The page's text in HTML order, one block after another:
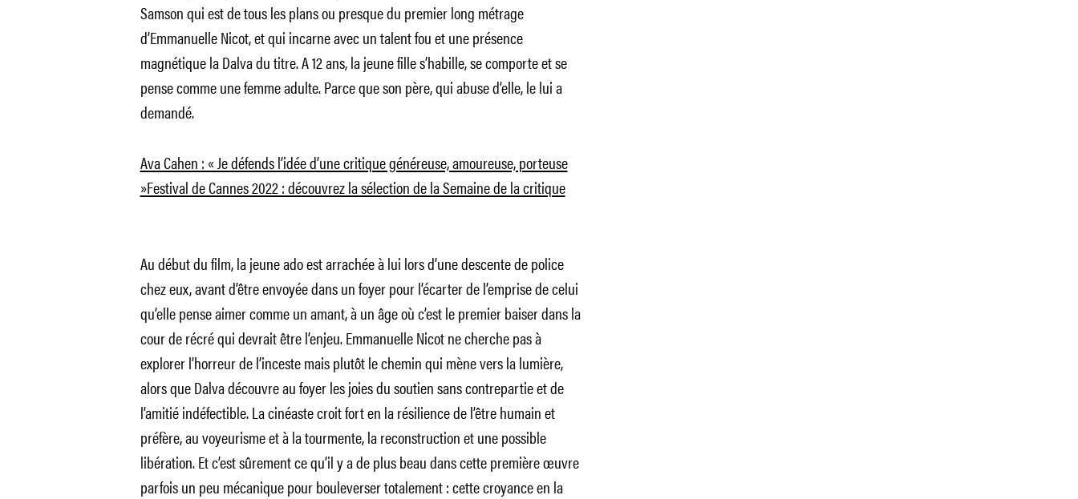
Samson qui est de tous les plans ou presque du premier long métrage
d’Emmanuelle Nicot, et qui incarne avec un talent fou et une présence
magnétique la Dalva du titre. A 12 ans, la jeune fille s’habille, se comporte et se
pense comme une femme adulte. Parce que son père, qui abuse d’elle, le lui a
demandé.
Ava Cahen : « Je défends l’idée d’une critique généreuse, amoureuse, porteuse
»Festival de Cannes 2022 : découvrez la sélection de la Semaine de la critique
Au début du film, la jeune ado est arrachée à lui lors d’une descente de police
chez eux, avant d’être envoyée dans un foyer pour l’écarter de l’emprise de celui
qu’elle pense aimer comme un amant, à un âge où c’est le premier baiser dans la
cour de récré qui devrait être l’enjeu. Emmanuelle Nicot ne cherche pas à
explorer l’horreur de l’inceste mais plutôt le chemin qui mène vers la lumière,
alors que Dalva découvre au foyer les joies du soutien sans contrepartie et de
l’amitié indéfectible. La cinéaste croit fort en la résilience de l’être humain et
préfère, au voyeurisme et à la tourmente, la reconstruction et une possible
libération. Et c’est sûrement ce qu’il y a de plus beau dans cette première œuvre
parfois un peu mécanique pour bouleverser totalement : cette croyance en la